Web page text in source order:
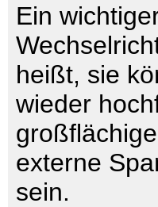
Ein
heißt, sie
wieder
externe
sein.